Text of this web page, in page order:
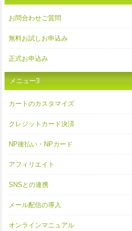
お問合わせご質問
無料お試しお申込み
正式お申込み
メニュー3
カートのカスタマイズ
クレジットカード決済
NP後払い・NPカード
アフィリエイト
SNSとの連携
メール配信の導入
オンラインマニュアル